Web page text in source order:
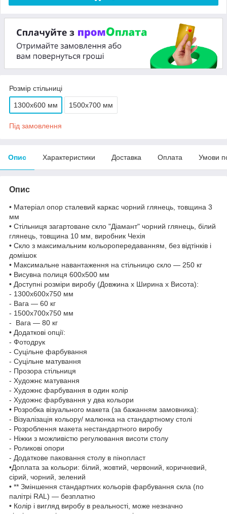
Розмір стільниці
1300х600 мм 1500х700 мм
Під замовлення
Опис Характеристики Доставка Оплата Умови
Опис
• Матеріал опор сталевий каркас чорний глянець, товщина 3
мм
• Стільниця загартоване скло "Діамант" чорний глянець, білий
глянець, товщина 10 мм, виробник Чехія
• Скло з максимальним кольоропередаванням, без відтінків і
домішок
• Максимальне навантаження на стільницю скло — 250 кг
• Висувна полиця 600х500 мм
• Доступні розміри виробу (Довжина х Ширина х Висота):
- 1300х600х750 мм
- Вага — 60 кг
- 1500х700х750 мм
- Вага — 80 кг
• Додаткові опції:
- Фотодрук
- Суцільне фарбування
- Суцільне матування
- Прозора стільниця
- Художнє матування
- Художнє фарбування в один колір
- Художнє фарбування у два кольори
• Розробка візуального макета (за бажанням замовника):
- Візуалізація кольору/ малюнка на стандартному столі
- Розроблення макета нестандартного виробу
- Ніжки з можливістю регулювання висоти столу
- Роликові опори
- Додаткове паковання столу в пінопласт
•Доплата за кольори: білий, жовтий, червоний, коричневий,
сірий, чорний, зелений
• ** Зміншення стандартних кольорів фарбування скла (по
палітрі RAL) — безплатно
• Колір і вигляд виробу в реальності, може незначно